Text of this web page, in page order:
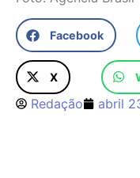
Facebook
X
Redação abril